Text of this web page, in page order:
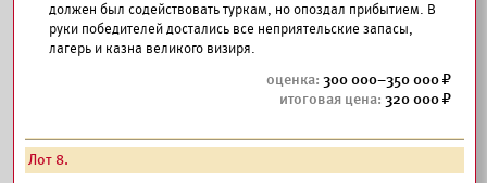
должен был содействовать туркам, но опоздал прибытием. В
руки победителей достались все неприятельские запасы,
лагерь и казна великого визиря.
300 000–350 000
320 000
Лот 8.